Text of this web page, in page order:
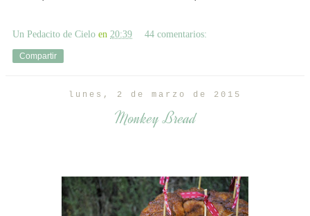
Un Pedacito de Cielo en 20:39 44 comentarios:
Compartir
lunes, 2 de marzo de 2015
Monkey Bread